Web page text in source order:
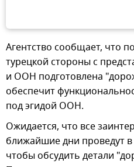
Агентство сообщает, что
турецкой стороны с
и ООН подготовлена
обеспечит
под эгидой ООН.
Ожидается, что все
ближайшие дни проведут в
чтобы обсудить детали